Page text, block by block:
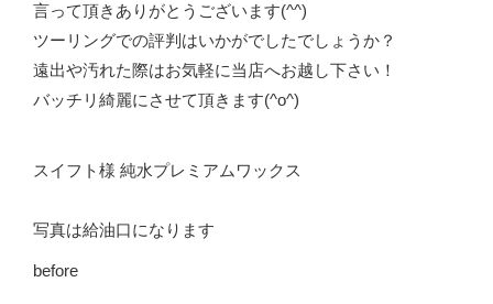
言って頂きありがとうございます(^^)
ツーリングでの評判はいかがでしたでしょうか？
遠出や汚れた際はお気軽に当店へお越し下さい！
バッチリ綺麗にさせて頂きます(^o^)
スイフト様 純水プレミアムワックス
写真は給油口になります
before